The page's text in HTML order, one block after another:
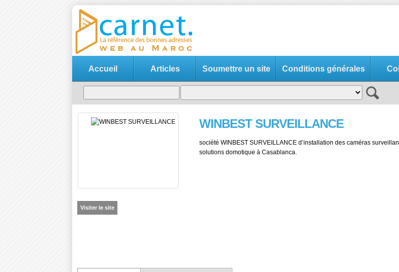
Accueil Articles Soumettre un site Conditions générales
WINBEST SURVEILLANCE
société WINBEST SURVEILLANCE d’installation des caméras
solutions domotique à Casablanca.
Visiter le site